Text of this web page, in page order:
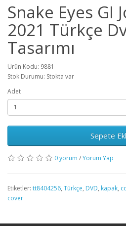
Snake Eyes GI
2021 Türkçe
Tasarımı
Ürün Kodu: 9881
Stok Durumu: Stokta var
Adet
Sepete
0 yorum /Yorum Yap
Etiketler: tt8404256, Türkçe, DVD, kapak,
cover